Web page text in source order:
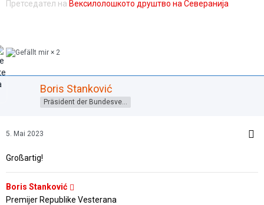
Претседател на Вексилолошкото друштво на Северанија
2
Boris Stanković
5. Mai 2023
Großartig!
Boris Stanković
Premijer Republike Vesterana